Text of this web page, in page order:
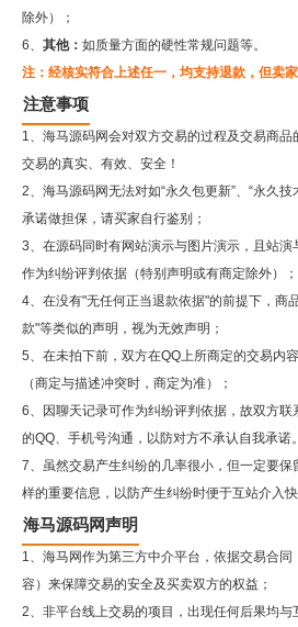
除外）；
6、 其他： 如质量方面的硬性常规问题等。
注：经核实符合上述任一，均支持退款，但卖
注意事项
1、海马源码网会对双方交易的过程及交易商
交易的真实、有效、安全！
2、 海马源码网无法对如“永久包更新”、“永久
承诺做担保，请买家自行鉴别；
3、在源码同时有网站演示与图片演示，且站
作为纠纷评判依据（特别声明或有商定除外）；
4、在没有"无任何正当退款依据"的前提下，商
款"等类似的声明，视为无效声明；
5、在未拍下前，双方在QQ上所商定的交易内
（商定与描述冲突时，商定为准）；
6、因聊天记录可作为纠纷评判依据，故双方联
的QQ、手机号沟通，以防对方不承认自我承诺。
7、虽然交易产生纠纷的几率很小，但一定要
样的重要信息，以防产生纠纷时便于互站介入快
海马源码网声明
1、海马网作为第三方中介平台，依据交易合
容）来保障交易的安全及买卖双方的权益；
2、非平台线上交易的项目，出现任何后果均与